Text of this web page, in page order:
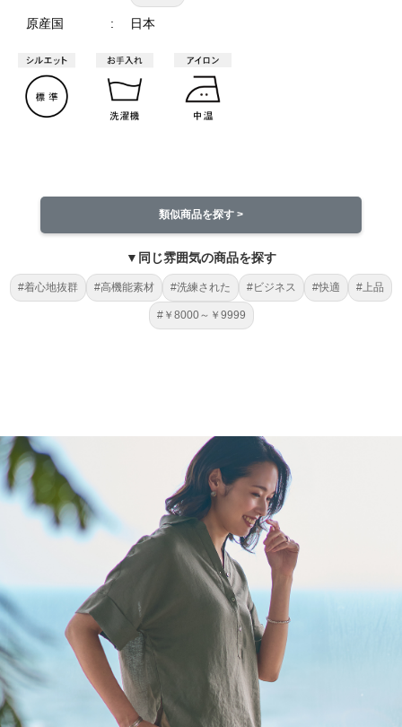
原産国 日本
類似商品を探す >
▼同じ雰囲気の商品を探す
#着心地抜群 #高機能素材 #洗練された #ビジネス #快適 #上品
#￥8000～￥9999